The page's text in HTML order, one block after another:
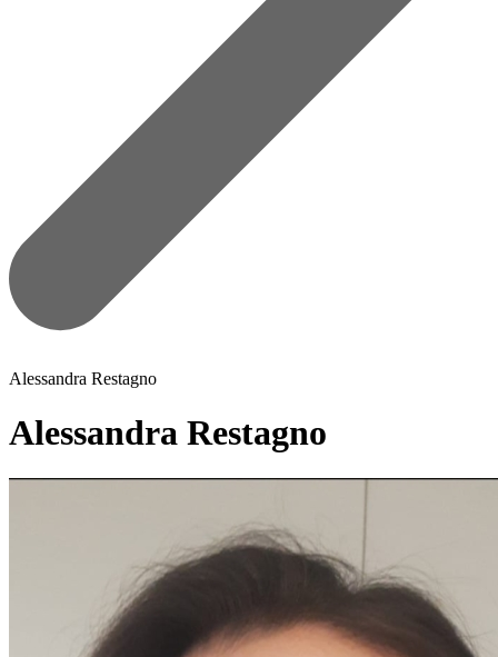
Alessandra Restagno
Alessandra Restagno